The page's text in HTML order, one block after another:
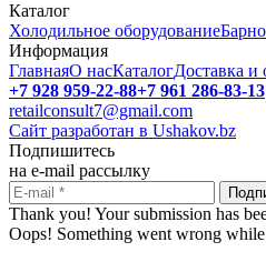
Каталог
Холодильное оборудование
Информация
ГлавнаяО насКаталогДоставка и
+7 928 959-22-88+7 961 286-83-13
retailconsult7@gmail.com
Сайт разработан в Ushakov.bz
Подпишитесь
на e-mail рассылку
Thank you! Your submission has
Oops! Something went wrong